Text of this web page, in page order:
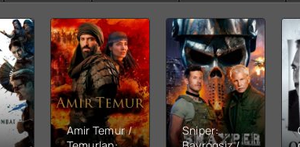
Amir Temur /
Sniper: